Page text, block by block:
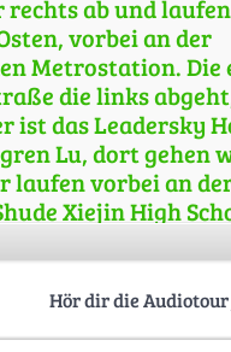
rechts ab und
vorbei an der
Metrostation. Die
die links
ist das Leadersky
Lu, dort gehen
laufen vorbei an
Xiejin High
unser nächstes
in der
in die wir
Hör dir die